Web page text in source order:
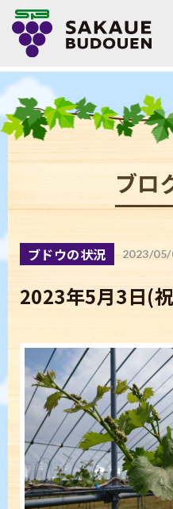
お知らせ
ブログ
ぶどう狩り案内
ぶどう品種
坂上ぶどう園につ
ブロ
ブドウの状況 2023/05/
2023年5月3日(